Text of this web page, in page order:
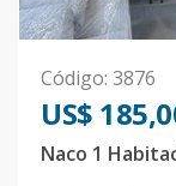
Código: 3876
US$
Naco 1